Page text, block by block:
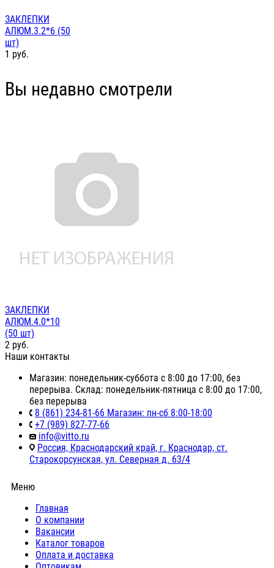
ЗАКЛЕПКИ
АЛЮМ.3.2*6 (50
шт)
1 руб.
Вы недавно смотрели
ЗАКЛЕПКИ
АЛЮМ.4.0*10
(50 шт)
2 руб.
Наши контакты
Магазин: понедельник-суббота с 8:00 до 17:00, без
перерыва. Склад: понедельник-пятница с 8:00 до 17:00,
без перерыва
8 (861) 234-81-66 Магазин: пн-сб 8:00-18:00
+7 (989) 827-77-66
info@vitto.ru
Россия, Краснодарский край, г. Краснодар, ст.
Старокорсунская, ул. Северная д. 63/4
Меню
Главная
О компании
Вакансии
Каталог товаров
Оплата и доставка